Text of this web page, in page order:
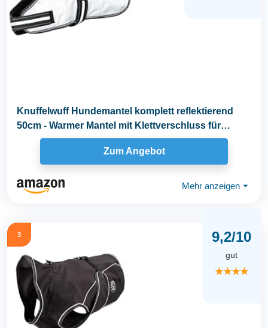
Knuffelwuff Hundemantel komplett reflektierend
50cm - Warmer Mantel mit Klettverschluss für
kleine...
Zum Angebot
Mehr anzeigen ⏷
3 9,2/10
gut
★★★★